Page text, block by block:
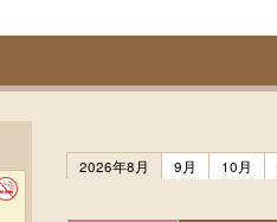
2026年8月
9月 10月